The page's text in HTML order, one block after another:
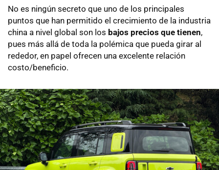
No es ningún secreto que uno de los principales
puntos que han permitido el crecimiento de la industria
china a nivel global son los bajos precios que tienen,
pues más allá de toda la polémica que pueda girar al
rededor, en papel ofrecen una excelente relación
costo/beneficio.